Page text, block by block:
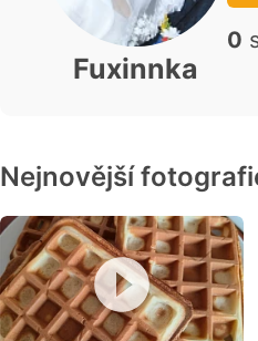
Fuxinnka
0
Nejnovější